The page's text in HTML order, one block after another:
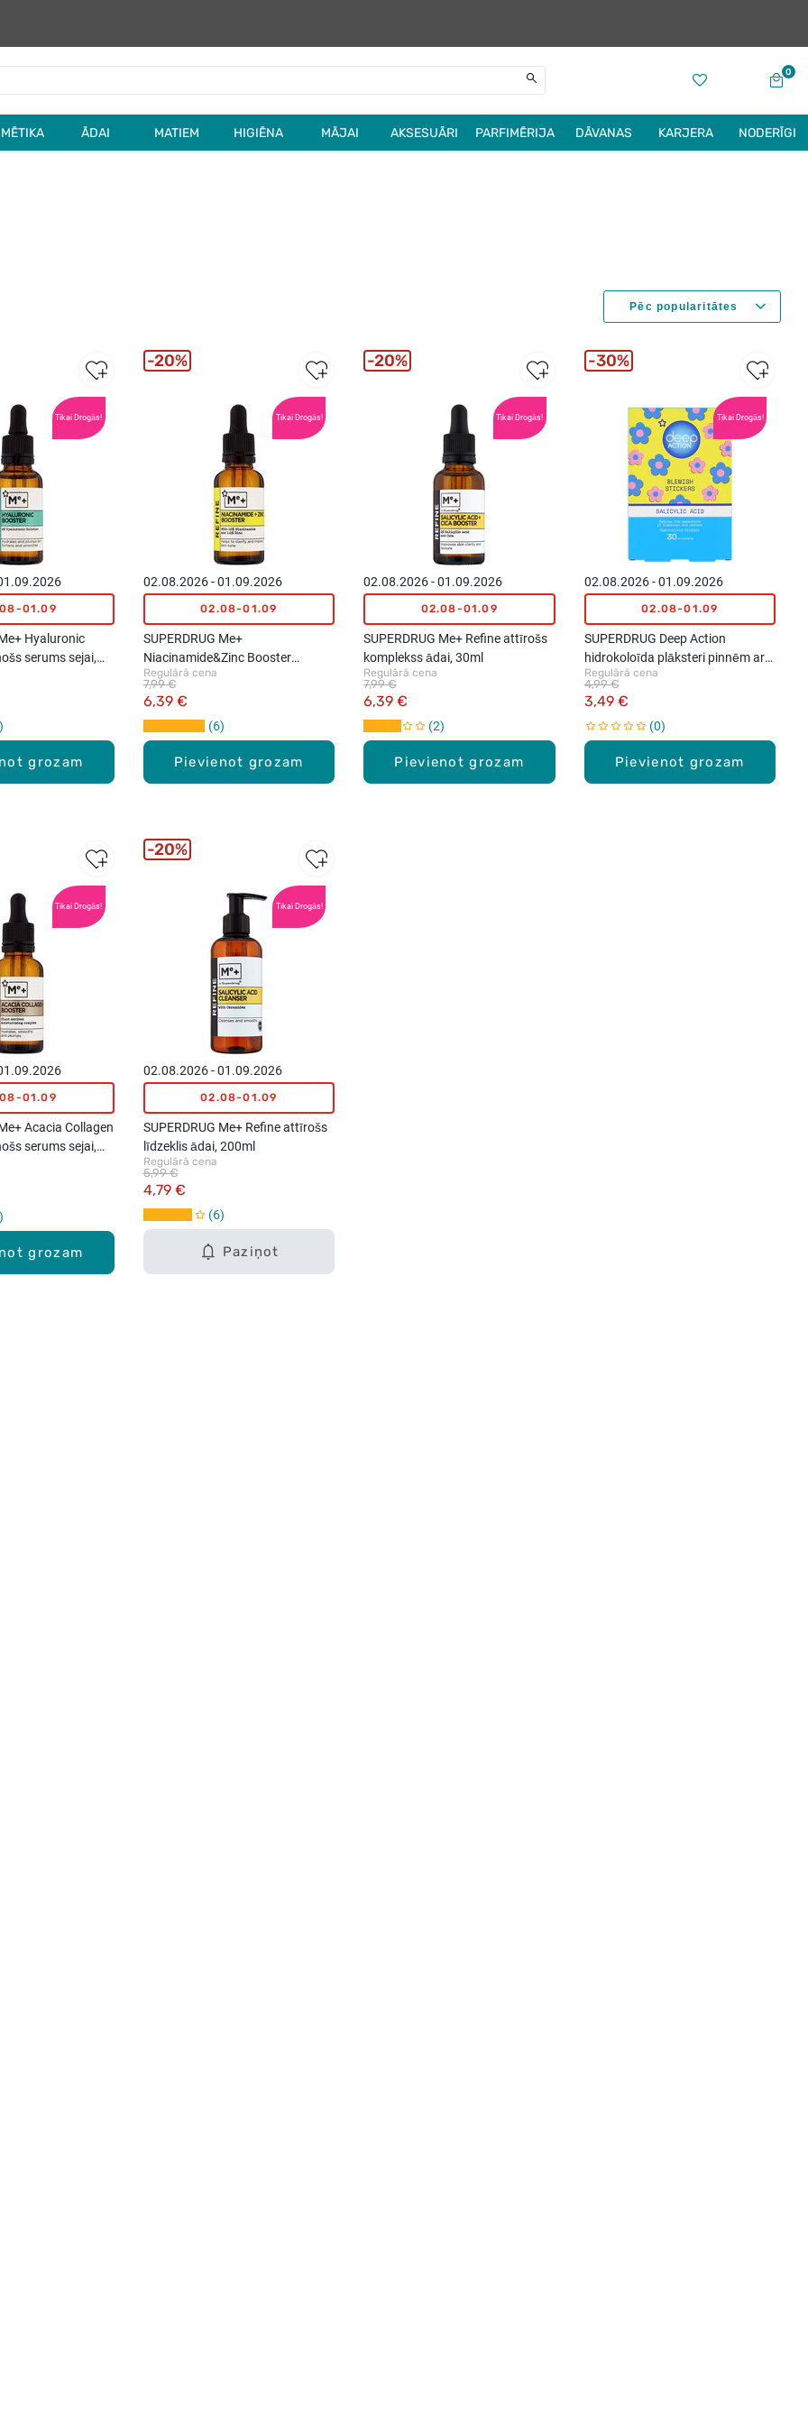
0
ĀDAI MATIEM HIGIĒNA MĀJAI AKSESUĀRI PARFIMĒRIJA DĀVANAS KARJERA NODERĪGI
Tikai Drogās!
grozam
01.09
Hyaluronic
serums sejai,
Tikai Drogās!
Pievienot grozam
02.08.2026 - 01.09.2026
02.08-01.09
SUPERDRUG Me+
Niacinamide&Zinc Booster
serums taukainai ādai, 30ml
Regulārā cena
6,39 €
7,99 €
6
20%
Tikai Drogās!
Pievienot grozam
02.08.2026 - 01.09.2026
02.08-01.09
SUPERDRUG Me+ Refine attīrošs
komplekss ādai, 30ml
Regulārā cena
6,39 €
7,99 €
2
20%
Tikai Drogās!
Pievienot grozam
02.08.2026 - 01.09.2026
02.08-01.09
SUPERDRUG Deep Action
hidrokoloīda plāksteri pinnēm ar
salicilskābi, 30gab.
Regulārā cena
3,49 €
4,99 €
0
30%
Tikai Drogās!
grozam
01.09
Acacia Collagen
serums sejai,
Tikai Drogās!
Paziņot
02.08.2026 - 01.09.2026
02.08-01.09
SUPERDRUG Me+ Refine attīrošs
līdzeklis ādai, 200ml
Regulārā cena
4,79 €
5,99 €
6
20%